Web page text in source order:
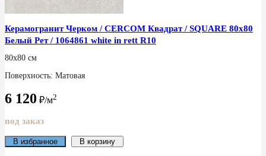
Керамогранит Черком / CERCOM Квадрат / SQUARE 80x80
Белый Рет / 1064861 white in rett R10
80x80 см
Поверхность: Матовая
6 120 ₽/м2
под заказ
В избранное В корзину